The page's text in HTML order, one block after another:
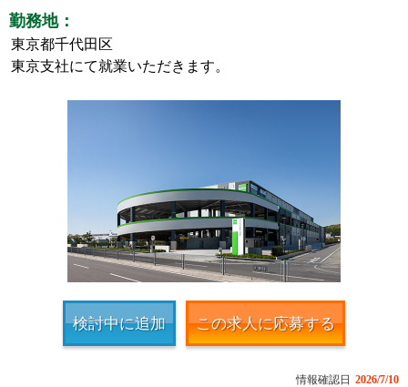
勤務地：
東京都千代田区
東京支社にて就業いただきます。
検討中に追加 この求人に応募する
情報確認日 2026/7/10